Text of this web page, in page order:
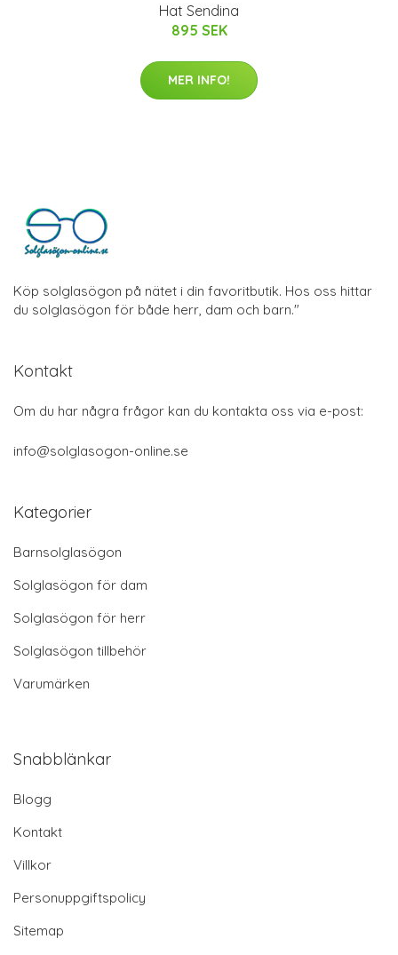
Hat Sendina
895 SEK
MER INFO!
Köp solglasögon på nätet i din favoritbutik. Hos oss hittar
du solglasögon för både herr, dam och barn."
Kontakt
Om du har några frågor kan du kontakta oss via e-post:
info@solglasogon-online.se
Kategorier
Barnsolglasögon
Solglasögon för dam
Solglasögon för herr
Solglasögon tillbehör
Varumärken
Snabblänkar
Blogg
Kontakt
Villkor
Personuppgiftspolicy
Sitemap